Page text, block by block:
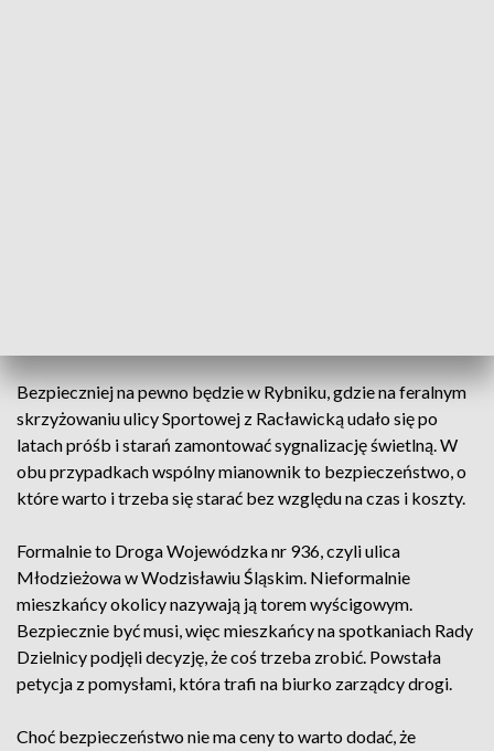
Bezpieczniej na pewno będzie w Rybniku, gdzie na feralnym
skrzyżowaniu ulicy Sportowej z Racławicką udało się po
latach próśb i starań zamontować sygnalizację świetlną. W
obu przypadkach wspólny mianownik to bezpieczeństwo, o
które warto i trzeba się starać bez względu na czas i koszty.
Formalnie to Droga Wojewódzka nr 936, czyli ulica
Młodzieżowa w Wodzisławiu Śląskim. Nieformalnie
mieszkańcy okolicy nazywają ją torem wyścigowym.
Bezpiecznie być musi, więc mieszkańcy na spotkaniach Rady
Dzielnicy podjęli decyzję, że coś trzeba zrobić. Powstała
petycja z pomysłami, która trafi na biurko zarządcy drogi.
Choć bezpieczeństwo nie ma ceny to warto dodać, że